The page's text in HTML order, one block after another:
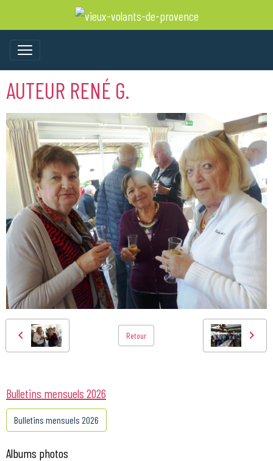
AUTEUR RENÉ G.
Retour
Bulletins mensuels 2026
Bulletins mensuels 2026
Albums photos